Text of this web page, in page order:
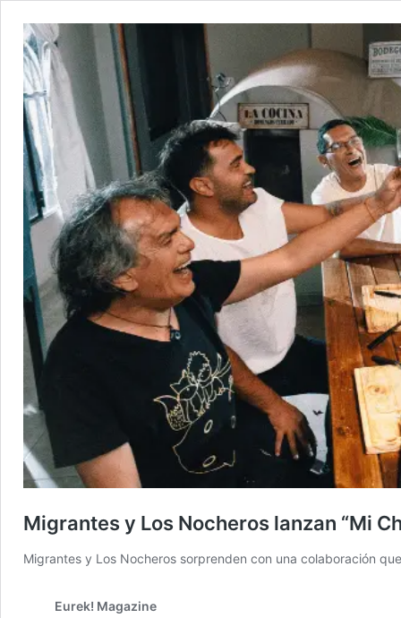
Migrantes y Los Nocheros lanzan “Mi
Migrantes y Los Nocheros sorprenden con una colaboración
Eurek! Magazine